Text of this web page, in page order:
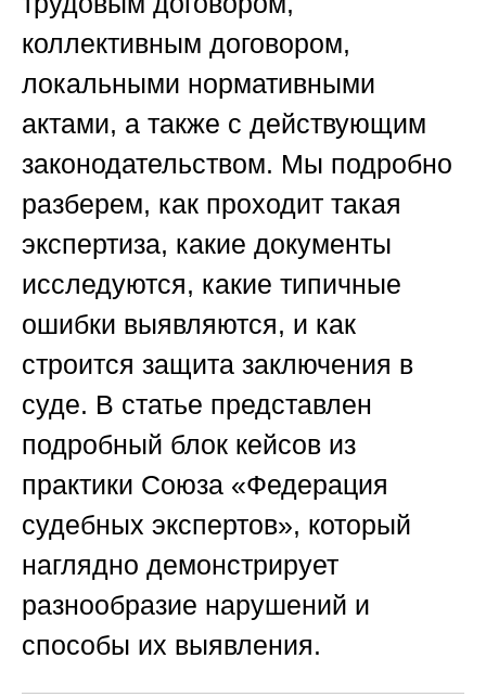
коллективным договором,
локальными нормативными
актами, а также с действующим
законодательством. Мы подробно
разберем, как проходит такая
экспертиза, какие документы
исследуются, какие типичные
ошибки выявляются, и как
строится защита заключения в
суде. В статье представлен
подробный блок кейсов из
практики Союза «Федерация
судебных экспертов», который
наглядно демонстрирует
разнообразие нарушений и
способы их выявления.